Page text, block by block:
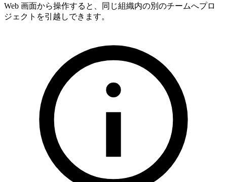
Web 画面から操作すると、同じ組織内の別のチームへプロ
ジェクトを引越しできます。